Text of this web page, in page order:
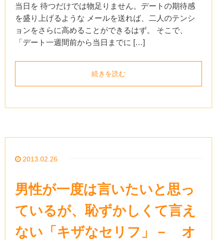
当日を 待つだけでは物足りません。デートの期待感
を盛り上げるような メールを送れば、二人のテンシ
ョンをさらに高めることができるはず。 そこで、
「デート一週間前から当日までに […]
続きを読む
2013.02.26
男性が一度は言いたいと思っ
ているが、恥ずかしくて言え
ない「キザなセリフ」－ オ